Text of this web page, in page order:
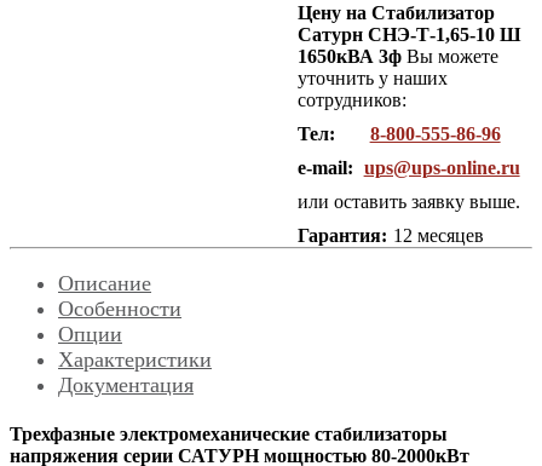
Цену на Стабилизатор
Сатурн СНЭ-Т-1,65-10 Ш
1650кВА 3ф Вы можете
уточнить у наших
сотрудников:
Тел:
8-800-555-86-96
e-mail: ups@ups-online.ru
или оставить заявку выше.
Гарантия: 12 месяцев
Описание
Особенности
Опции
Характеристики
Документация
Трехфазные электромеханические стабилизаторы
напряжения серии САТУРН мощностью 80-2000кВт